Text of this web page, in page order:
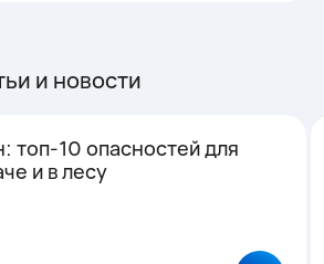
и новости
топ-10 опасностей для
и в лесу